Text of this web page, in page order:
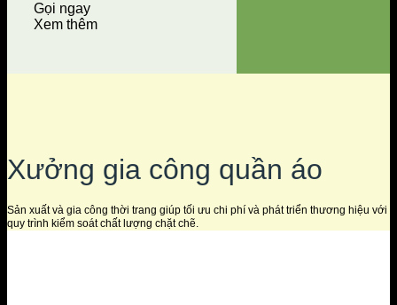
Gọi ngay
Xem thêm
Xưởng gia công quần áo
Sản xuất và gia công thời trang giúp tối ưu chi phí và phát triển thương hiệu với
quy trình kiểm soát chất lượng chặt chẽ.